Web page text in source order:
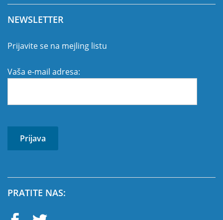
NEWSLETTER
Prijavite se na mejling listu
Vaša e-mail adresa:
PRATITE NAS: